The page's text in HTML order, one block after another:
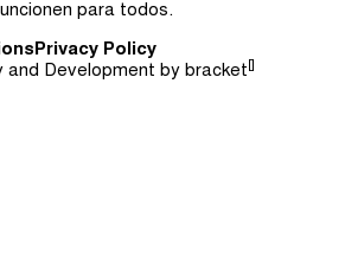
para todos.
Privacy Policy
and Development by bracket